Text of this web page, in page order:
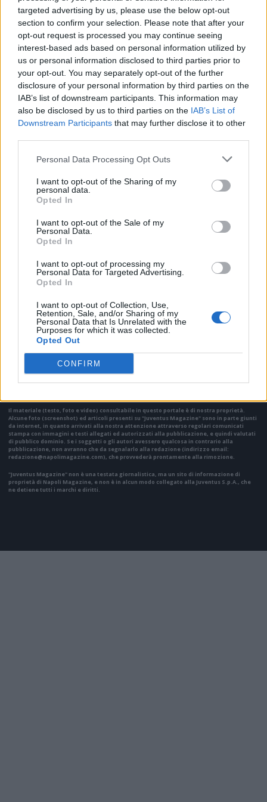
targeted advertising by us, please use the below opt-out
section to confirm your selection. Please note that after your
opt-out request is processed you may continue seeing
interest-based ads based on personal information utilized by
us or personal information disclosed to third parties prior to
your opt-out. You may separately opt-out of the further
disclosure of your personal information by third parties on the
IAB’s list of downstream participants. This information may
also be disclosed by us to third parties on the IAB’s List of
Downstream Participants that may further disclose it to other
Personal Data Processing Opt Outs
I want to opt-out of the Sharing of my
personal data.
Opted In
I want to opt-out of the Sale of my
Personal Data.
Opted In
I want to opt-out of processing my
Personal Data for Targeted Advertising.
Opted In
I want to opt-out of Collection, Use,
Retention, Sale, and/or Sharing of my
Personal Data that Is Unrelated with the
Purposes for which it was collected.
Opted Out
CONFIRM
pensava di aver creato col gruppo evidentemente non c'è e
che senza Champions League i rinforzi necessari per
migliorare la squadra difficilmente potrebbero arrivare. Sullo
sfondo, restano poi i rapporti non esattamente idilliaci con
l’amministratore delegato Damien Comolli, anch'egli in bilico e
dal futuro totalmente incerto.
In caso di addio alla Juve - conclude La Stampa - a distanza di
meno di un anno dalla separazione con la Nazionale italiana,
Spalletti si ritroverebbe a metabolizzare così una nuova
enorme delusione.
Il materiale (testo, foto e video) consultabile in questo portale è di nostra proprietà.
Alcune foto (screenshot) ed articoli presenti su "Juventus Magazine" sono in parte giunti
da internet, in quanto arrivati alla nostra attenzione attraverso regolari comunicati
stampa con immagini e testi allegati ed autorizzati alla pubblicazione, e quindi valutati
di pubblico dominio. Se i soggetti o gli autori avessero qualcosa in contrario alla
pubblicazione, non avranno che da segnalarlo alla redazione (indirizzo email:
redazione@napolimagazine.com), che provvederà prontamente alla rimozione.
"Juventus Magazine" non è una testata giornalistica, ma un sito di informazione di
proprietà di Napoli Magazine, e non è in alcun modo collegato alla Juventus S.p.A., che
ne detiene tutti i marchi e diritti.